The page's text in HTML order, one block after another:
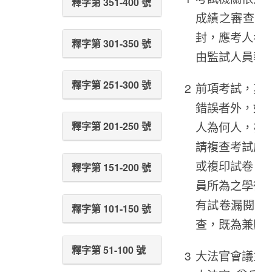
成績之審
封，應考
由監試人
前項考試
錯誤者外
人為何人
請複查考
或複印試
員所為之
有試卷漏
查，既為
大法官會
釋字第 301-350 號
釋字第 251-300 號
釋字第 201-250 號
釋字第 151-200 號
釋字第 101-150 號
釋字第 51-100 號